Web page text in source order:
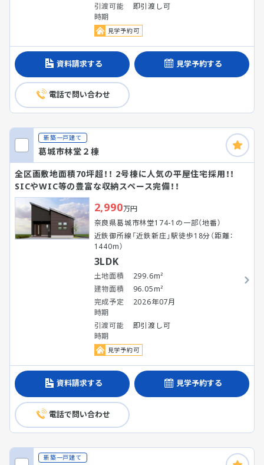
引渡可能
時期
即引渡し可
見学予約可
資料請求する 見学予約する
電話で問い合わせ
新築一戸建て
葛城市林堂２棟
全区画敷地面積70坪超！！ 2号棟に人気の平屋住宅採用！！
SICやWIC等の豊富な収納スペース完備！！
2,990万円
奈良県葛城市林堂174-1の一部（地番）
近鉄御所線「近鉄新庄」駅徒歩18分（距離：
1440m）
3LDK
土地面積
299.6m²
建物面積
96.05m²
完成予定
時期
2026年07月
引渡可能
時期
即引渡し可
見学予約可
資料請求する 見学予約する
電話で問い合わせ
新築一戸建て